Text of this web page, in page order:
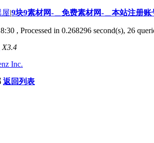
屋|9块9素材网-＿免费素材网-＿本站注册账
, Processed in 0.268296 second(s), 26
X3.4
Inc.
返回列表